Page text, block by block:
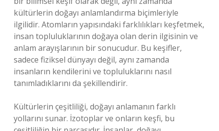
kültürlerin doğayı anlamlandırma biçimleriyle
ilgilidir. Atomların yapısındaki farklılıkları keşfetmek,
insan topluluklarının doğaya olan derin ilgisinin ve
anlam arayışlarının bir sonucudur. Bu keşifler,
sadece fiziksel dünyayı değil, aynı zamanda
insanların kendilerini ve topluluklarını nasıl
tanımladıklarını da şekillendirir.
Kültürlerin çeşitliliği, doğayı anlamanın farklı
yollarını sunar. İzotoplar ve onların keşfi, bu